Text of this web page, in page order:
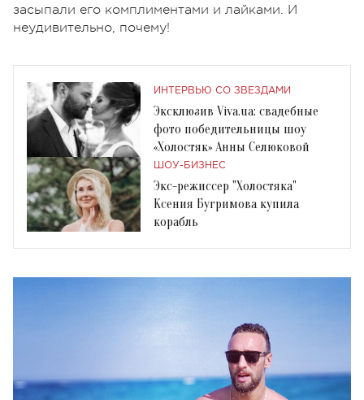
засыпали его комплиментами и лайками. И
неудивительно, почему!
ИНТЕРВЬЮ СО ЗВЕЗДАМИ
Эксклюзив Viva.ua: свадебные
фото победительницы шоу
«Холостяк» Анны Селюковой
ШОУ-БИЗНЕС
Экс-режиссер "Холостяка"
Ксения Бугримова купила
корабль